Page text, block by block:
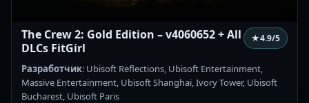
The Crew 2: Gold Edition – v4060652 + All
DLCs FitGirl
★4.9/5
Разработчик: Ubisoft Reflections, Ubisoft Entertainment,
Massive Entertainment, Ubisoft Shanghai, Ivory Tower, Ubisoft
Bucharest, Ubisoft Paris